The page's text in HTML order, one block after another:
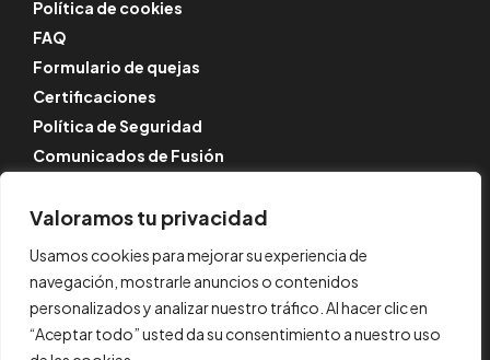
Valoramos tu privacidad
Usamos cookies para mejorar su experiencia de
navegación, mostrarle anuncios o contenidos
personalizados y analizar nuestro tráfico. Al hacer clic en
“Aceptar todo” usted da su consentimiento a nuestro uso
Política de cookies
FAQ
Formulario de quejas
Certificaciones
Política de Seguridad
Comunicados de Fusión
LinkedIn
YouTube